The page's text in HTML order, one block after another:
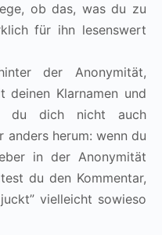
ob das, was du zu
für ihn lesenswert
der Anonymität,
deinen Klarnamen und
du dich nicht auch
anders herum: wenn du
in der Anonymität
du den Kommentar,
vielleicht sowieso